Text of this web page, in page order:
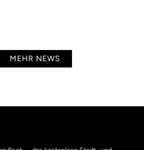
MEHR NEWS